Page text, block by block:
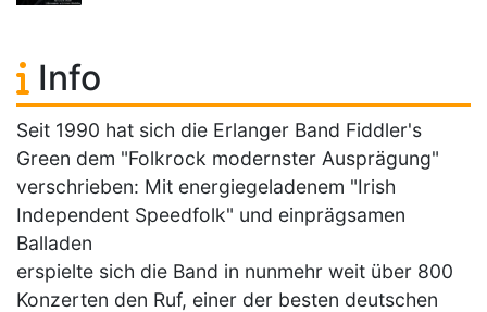
Info
Seit 1990 hat sich die Erlanger Band Fiddler's
Green dem "Folkrock modernster Ausprägung"
verschrieben: Mit energiegeladenem "Irish
Independent Speedfolk" und einprägsamen
Balladen
erspielte sich die Band in nunmehr weit über 800
Konzerten den Ruf, einer der besten deutschen